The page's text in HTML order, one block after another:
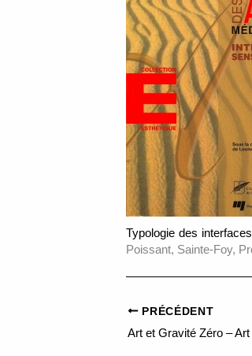
Typologie des
Poissant, Sainte-Foy,
PRÉCÉDENT
Art et Gravité Zéro –